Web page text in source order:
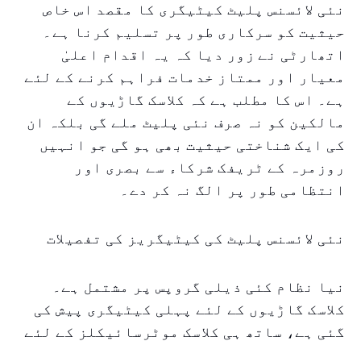
نئی لائسنس پلیٹ کیٹیگری کا مقصد اس خاص
حیثیت کو سرکاری طور پر تسلیم کرنا ہے۔
اتھارٹی نے زور دیا کہ یہ اقدام اعلیٰ
معیار اور ممتاز خدمات فراہم کرنے کے لئے
ہے۔ اس کا مطلب ہے کہ کلاسک گاڑیوں کے
مالکین کو نہ صرف نئی پلیٹ ملے گی بلکہ ان
کی ایک شناختی حیثیت بھی ہو گی جو انہیں
روزمرہ کے ٹریفک شرکاء سے بصری اور
انتظامی طور پر الگ نہ کر دے۔
نئی لائسنس پلیٹ کی کیٹیگریز کی تفصیلات
نیا نظام کئی ذیلی گروپس پر مشتمل ہے۔
کلاسک گاڑیوں کے لئے پہلی کیٹیگری پیش کی
گئی ہے، ساتھ ہی کلاسک موٹرسائیکلز کے لئے